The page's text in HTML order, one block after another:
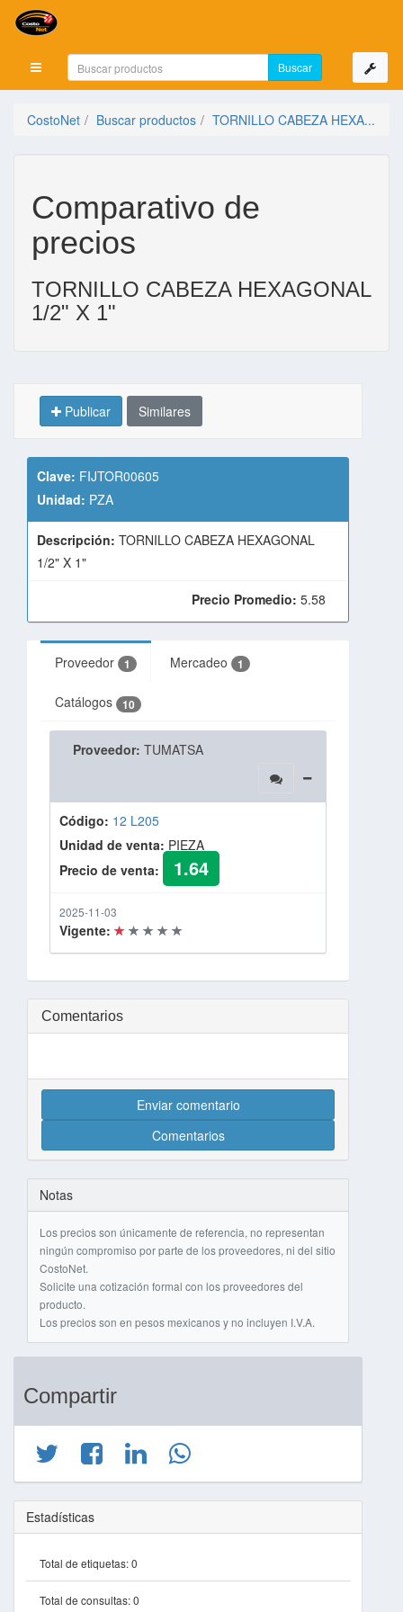
Mostrar menú
CostoNet Buscar productos TORNILLO CABEZA HEXA...
Comparativo de
precios
TORNILLO CABEZA HEXAGONAL
1/2" X 1"
Publicar Similares
Clave: FIJTOR00605
Unidad: PZA
Descripción: TORNILLO CABEZA HEXAGONAL
1/2" X 1"
Precio Promedio: 5.58
Proveedor 1 Mercadeo 1
Catálogos 10
Proveedor: TUMATSA
Código: 12 L205
Unidad de venta: PIEZA
Precio de venta:
1.64
2025-11-03
Vigente:
Comentarios
Enviar comentario
Comentarios
Notas
Los precios son únicamente de referencia, no representan
ningún compromiso por parte de los proveedores, ni del sitio
CostoNet.
Solicite una cotización formal con los proveedores del
producto.
Los precios son en pesos mexicanos y no incluyen I.V.A.
Compartir
Estadísticas
Total de etiquetas:0
Total de consultas:0